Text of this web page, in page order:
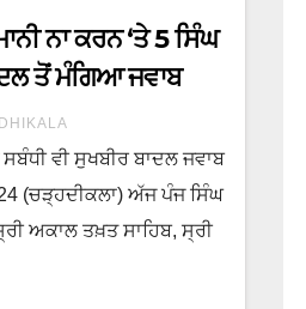
ਨਾ ਕਰਨ ‘ਤੇ 5 ਸਿੰਘ
ਤੋਂ ਮੰਗਿਆ ਜਵਾਬ
ਵੀ ਸੁਖਬੀਰ ਬਾਦਲ ਜਵਾਬ
(ਚੜ੍ਹਦੀਕਲਾ) ਅੱਜ ਪੰਜ ਸਿੰਘ
ਅਕਾਲ ਤਖ਼ਤ ਸਾਹਿਬ, ਸ੍ਰੀ